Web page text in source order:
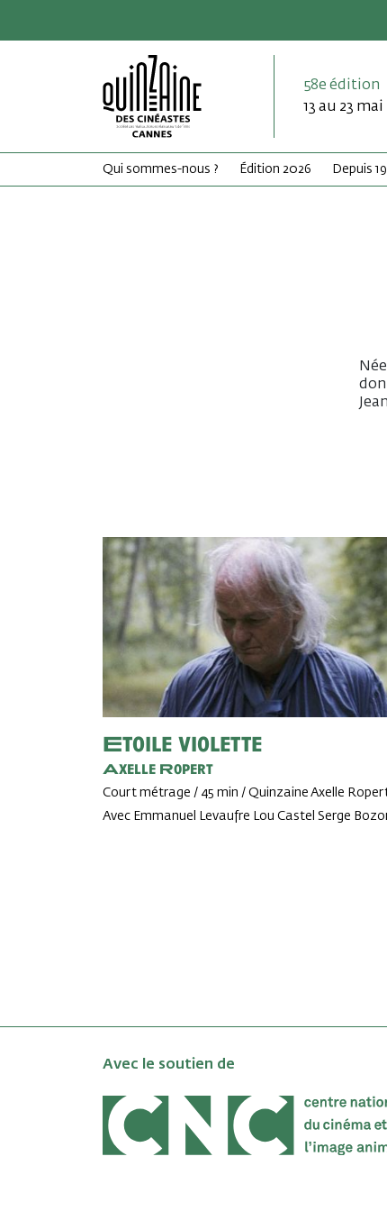
58e édition
13 au 23 mai
Qui sommes-nous ? Édition 2026 Depuis
Etoile violette
Axelle Ropert
Court métrage / 45 min / Quinzaine Axelle
Avec Emmanuel Levaufre Lou Castel Serge
Avec le soutien de